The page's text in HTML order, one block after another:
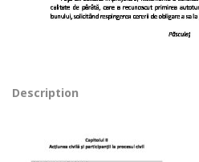
Description